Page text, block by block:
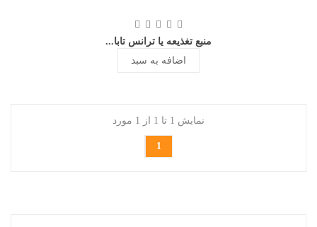
منبع تغذیعه یا ترانس تابا...
اضافه به سبد
نمایش 1 تا 1 از 1 مورد
1